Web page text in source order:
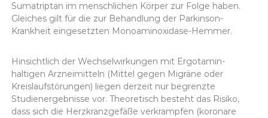
Sumatriptan im menschlichen Körper zur Folge haben.
Gleiches gilt für die zur Behandlung der Parkinson-
Krankheit eingesetzten Monoaminoxidase-Hemmer.
Hinsichtlich der Wechselwirkungen mit Ergotamin-
haltigen Arzneimitteln (Mittel gegen Migräne oder
Kreislaufstörungen) liegen derzeit nur begrenzte
Studienergebnisse vor. Theoretisch besteht das Risiko,
dass sich die Herzkranzgefäße verkrampfen (koronare